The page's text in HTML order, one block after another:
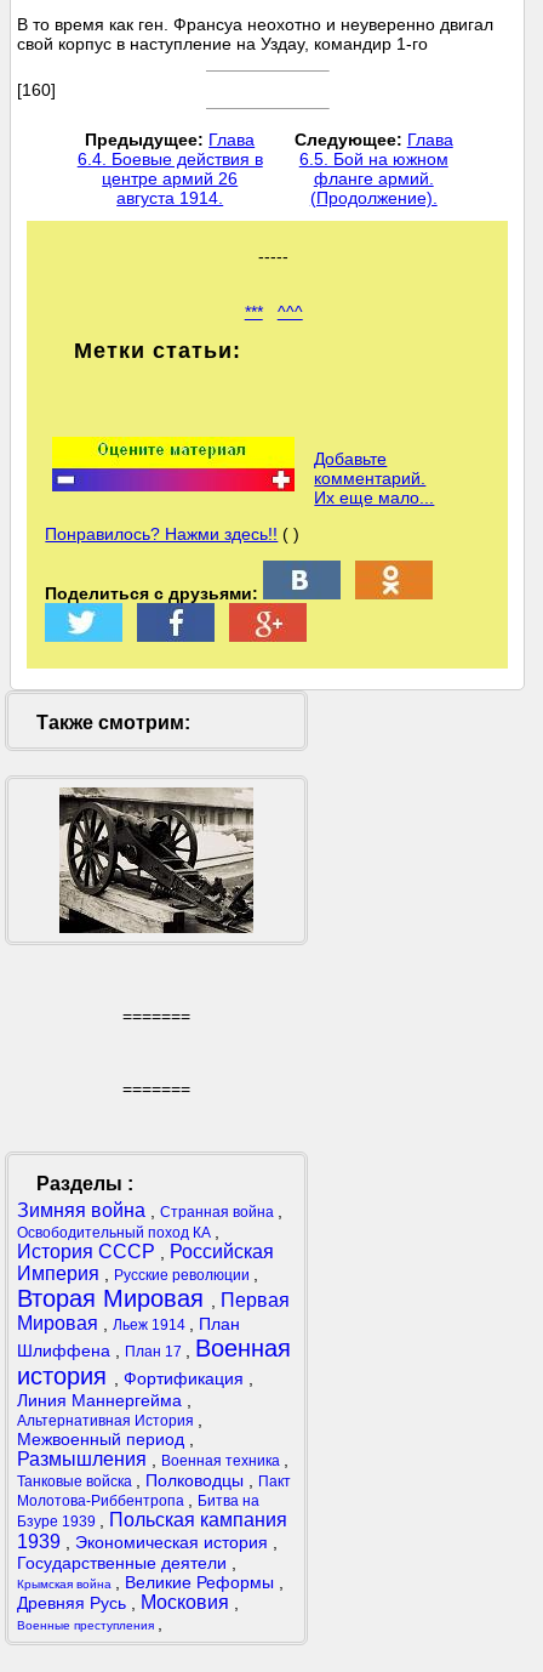
В то время как ген. Франсуа неохотно и неуверенно двигал
свой корпус в наступление на Уздау, командир 1-го
[160]
Предыдущее: Глава
6.4. Боевые действия в
центре армий 26
августа 1914.
Следующее: Глава
6.5. Бой на южном
фланге армий.
(Продолжение).
-----
*** ^^^
Метки статьи:
Добавьте
комментарий.
Их еще мало...
Понравилось? Нажми здесь!! ( )
Поделиться с друзьями:
Также смотрим:
=======
=======
Разделы :
Зимняя война
Странная война
Освободительный поход КА
История СССР
Российская
Империя
Русские революции
Вторая Мировая
Первая
Мировая
Льеж 1914
План
Шлиффена
План 17
Военная
история
Фортификация
Линия Маннергейма
Альтернативная История
Межвоенный период
Размышления Военная техника
Танковые войска Полководцы
Пакт
Молотова-Риббентропа
Битва на
Бзуре 1939
Польская кампания
1939
Экономическая история
Государственные деятели
Крымская война Великие Реформы
Древняя Русь
Московия
Военные преступления